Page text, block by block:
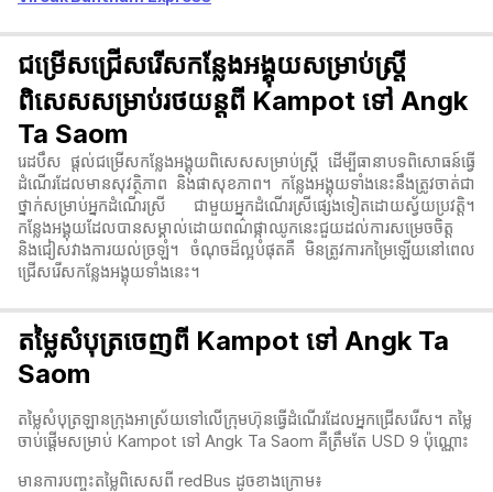
ជម្រើសជ្រើសរើសកន្លែងអង្គុយសម្រាប់ស្ត្រី
ពិសេសសម្រាប់រថយន្តពី Kampot ទៅ Angk
Ta Saom
រេដបឹស ផ្តល់ជម្រើសកន្លែងអង្គុយពិសេសសម្រាប់ស្ត្រី ដើម្បីធានាបទពិសោធន៍ធ្វើ
ដំណើរដែលមានសុវត្ថិភាព និងផាសុខភាព។ កន្លែងអង្គុយទាំងនេះនឹងត្រូវចាត់ជា
ថ្នាក់សម្រាប់អ្នកដំណើរស្រី ជាមួយអ្នកដំណើរស្រីផ្សេងទៀតដោយស្វ័យប្រវត្តិ។
កន្លែងអង្គុយដែលបានសម្គាល់ដោយពណ៌ផ្កាឈូកនេះជួយដល់ការសម្រេចចិត្ត
និងជៀសវាងការយល់ច្រឡំ។ ចំណុចដ៏ល្អបំផុតគឺ មិនត្រូវការកម្រៃឡើយនៅពេល
ជ្រើសរើសកន្លែងអង្គុយទាំងនេះ។
តម្លៃសំបុត្រចេញពី Kampot ទៅ Angk Ta
Saom
តម្លៃសំបុត្រឡានក្រុងអាស្រ័យទៅលើក្រុមហ៊ុនធ្វើដំណើរដែលអ្នកជ្រើសរើស។ តម្លៃ
ចាប់ផ្តើមសម្រាប់ Kampot ទៅ Angk Ta Saom គឺត្រឹមតែ USD 9 ប៉ុណ្ណោះ
មានការបញ្ចុះតម្លៃពិសេសពី redBus ដូចខាងក្រោម៖